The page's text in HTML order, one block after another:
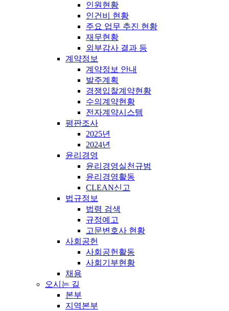
인원현황
인건비 현황
주요 업무 추진 현황
재무현황
외부감사 결과 등
계약정보
계약정보 안내
발주계획
경쟁입찰계약현황
수의계약현황
전자계약시스템
평판조사
2025년
2024년
윤리경영
윤리경영실천규범
윤리경영활동
CLEAN신고
법규정보
법령 검색
규정예고
고문변호사 현황
사회공헌
사회공헌활동
사회기부현황
채용
오시는 길
본부
지역본부